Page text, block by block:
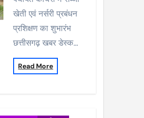
खेती एवं नर्सरी प्रबंधन
प्रशिक्षण का शुभारंभ
छत्तीसगढ़ खबर डेस्क…
Read More